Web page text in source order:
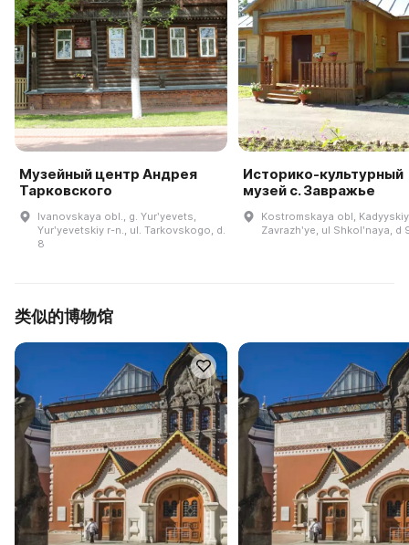
Музейный центр Андрея
Тарковского
Ivanovskaya obl., g. Yurʹyevets,
Yurʹyevetskiy r-n., ul. Tarkovskogo, d.
8
Историко-культурный
музей с. Завражье
Kostromskaya obl,
Zavrazhʹye, ul Shkolʹnaya, d
类似的博物馆